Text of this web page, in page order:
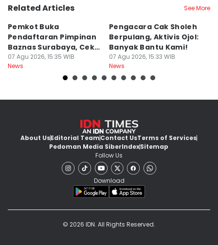
Related Articles See More
Pemkot Buka
Pendaftaran Pimpinan
Baznas Surabaya, Cek
Syaratnya
07 Agu 2026, 15:35 WIB
News
Pengacara Cak Sholeh
Berpulang, Aktivis Ojol:
Banyak Bantu Kami!
07 Agu 2026, 15:33 WIB
News
About UsEditorial TeamContact UsTerms of Services
Pedoman Media SiberIndexSitemap
Follow Us
Download
© 2026 IDN. All Rights Reserved.